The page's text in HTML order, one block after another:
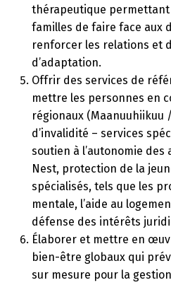
thérapeutique permettant
familles de faire face aux
renforcer les relations et
d’adaptation.
Offrir des services de
mettre les personnes en
régionaux (Maanuuhiikuu
d’invalidité – services
soutien à l’autonomie des
Nest, protection de la
spécialisés, tels que les
mentale, l’aide au
défense des intérêts
Élaborer et mettre en
bien-être globaux qui
sur mesure pour la